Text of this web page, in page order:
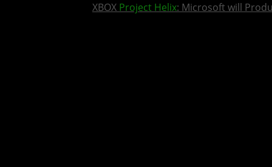
XBOX Project Helix: Microsoft will